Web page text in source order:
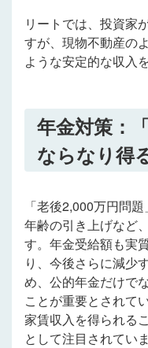
リートでは、投資家
すが、現物不動産の
ような安定的な収入
年金対策：
ならなり得
「老後2,000万円問
年齢の引き上げなど
す。年金受給額も実
り、今後さらに減少
め、公的年金だけで
ことが重要とされて
家賃収入を得られる
として注目されていま